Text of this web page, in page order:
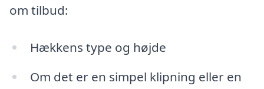
om tilbud:
Hækkens type og højde
Om det er en simpel klipning eller en